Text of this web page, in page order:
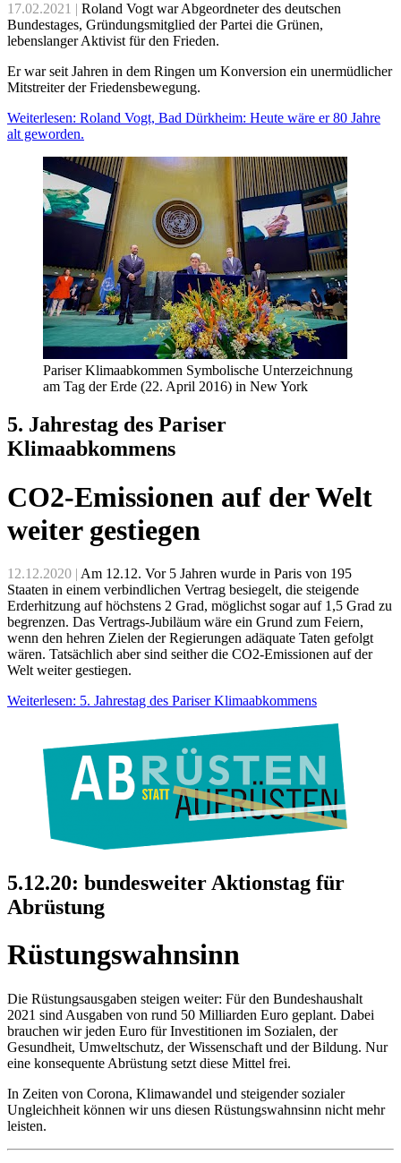
17.02.2021 | Roland Vogt war Abgeordneter des deutschen
Bundestages, Gründungsmitglied der Partei die Grünen,
lebenslanger Aktivist für den Frieden.
Er war seit Jahren in dem Ringen um Konversion ein unermüdlicher
Mitstreiter der Friedensbewegung.
Weiterlesen: Roland Vogt, Bad Dürkheim: Heute wäre er 80 Jahre
alt geworden.
Pariser Klimaabkommen Symbolische Unterzeichnung
am Tag der Erde (22. April 2016) in New York
5. Jahrestag des Pariser
Klimaabkommens
CO2-Emissionen auf der Welt
weiter gestiegen
12.12.2020 | Am 12.12. Vor 5 Jahren wurde in Paris von 195
Staaten in einem verbindlichen Vertrag besiegelt, die steigende
Erderhitzung auf höchstens 2 Grad, möglichst sogar auf 1,5 Grad zu
begrenzen. Das Vertrags-Jubiläum wäre ein Grund zum Feiern,
wenn den hehren Zielen der Regierungen adäquate Taten gefolgt
wären. Tatsächlich aber sind seither die CO2-Emissionen auf der
Welt weiter gestiegen.
Weiterlesen: 5. Jahrestag des Pariser Klimaabkommens
5.12.20: bundesweiter Aktionstag für
Abrüstung
Rüstungswahnsinn
Die Rüstungsausgaben steigen weiter: Für den Bundeshaushalt
2021 sind Ausgaben von rund 50 Milliarden Euro geplant. Dabei
brauchen wir jeden Euro für Investitionen im Sozialen, der
Gesundheit, Umweltschutz, der Wissenschaft und der Bildung. Nur
eine konsequente Abrüstung setzt diese Mittel frei.
In Zeiten von Corona, Klimawandel und steigender sozialer
Ungleichheit können wir uns diesen Rüstungswahnsinn nicht mehr
leisten.